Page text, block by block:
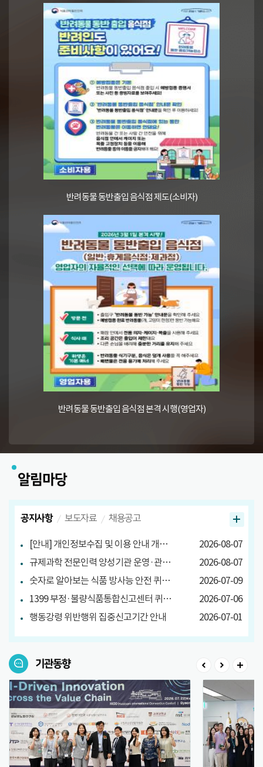
반려동물 동반출입 음식점 제도(소비자)
반려동물 동반출입 음식점 본격 시행(영업자)
알림마당
공지사항
[안내] 개인정보수집 및 이용 안내 개정 안내
2026-08-07
규제과학 전문인력 양성기관 운영·관리방안 마련 연구 관련 설문조사
2026-08-07
숫자로 알아보는 식품 방사능 안전 퀴즈 당첨자 발표
2026-07-09
1399 부정·불량식품통합신고센터 퀴즈 이벤트 당첨자 발표
2026-07-06
행동강령 위반행위 집중신고기간 안내
2026-07-01
보도자료 채용공고
기관동향